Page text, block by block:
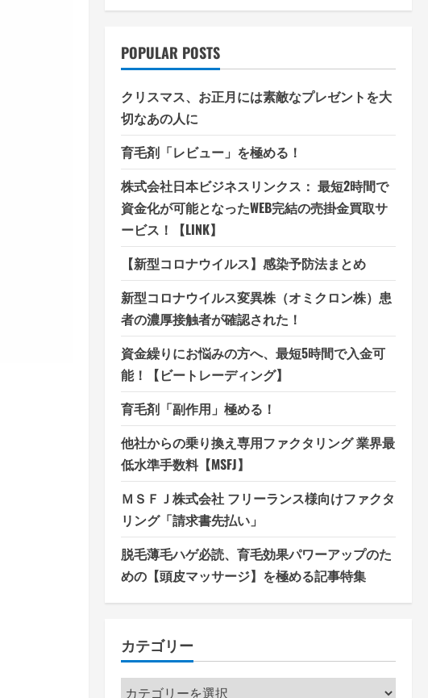
POPULAR POSTS
クリスマス、お正月には素敵なプレゼントを大
切なあの人に
育毛剤「レビュー」を極める！
株式会社日本ビジネスリンクス： 最短2時間で
資金化が可能となったWEB完結の売掛金買取サ
ービス！【LINK】
【新型コロナウイルス】感染予防法まとめ
新型コロナウイルス変異株（オミクロン株）患
者の濃厚接触者が確認された！
資金繰りにお悩みの方へ、最短5時間で入金可
能！【ビートレーディング】
育毛剤「副作用」極める！
他社からの乗り換え専用ファクタリング 業界最
低水準手数料【MSFJ】
ＭＳＦＪ株式会社 フリーランス様向けファクタ
リング「請求書先払い」
脱毛薄毛ハゲ必読、育毛効果パワーアップのた
めの【頭皮マッサージ】を極める記事特集
カテゴリー
カ